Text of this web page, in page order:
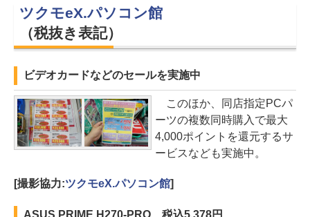
ツクモeX.パソコン館
（税抜き表記）
ビデオカードなどのセールを実施中
このほか、同店指定PCパ
ーツの複数同時購入で最大
4,000ポイントを還元するサ
ービスなども実施中。
[撮影協力:ツクモeX.パソコン館]
ASUS PRIME H270-PRO 税込5,378円